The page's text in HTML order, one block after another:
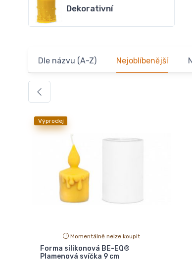
Dekorativní
Dle názvu (A-Z) Nejoblíbenější
Výprodej
Momentálně nelze koupit
Forma silikonová BE-EQ®
Plamenová svíčka 9 cm